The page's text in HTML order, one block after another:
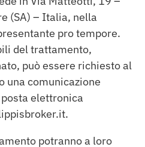
(SA) – Italia, nella
pro tempore.
del trattamento,
può essere richiesto al
una comunicazione
elettronica
potranno a loro